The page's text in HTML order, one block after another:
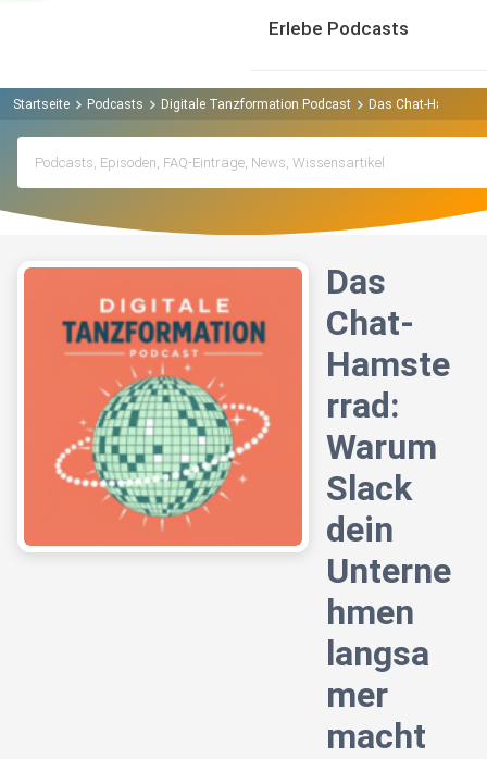
Erlebe Podcasts
Startseite Podcasts Digitale Tanzformation Podcast Das Chat-
Das
Chat-
Hamste
rrad:
Warum
Slack
dein
Unterne
hmen
langsa
mer
macht